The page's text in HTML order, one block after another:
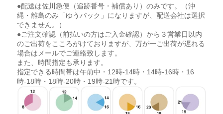
●配送は佐川急便（追跡番号・補償あり）のみです。（沖
縄・離島のみ「ゆうパック」になりますが、配送会社は選択
できません。）
●ご注文確認（前払いの方はご入金確認）から３営業日以内
のご出荷をこころがけておりますが、万が一ご出荷が遅れる
場合はメールでご連絡致します。
また、時間指定も承ります。
指定できる時間帯は午前中・12時-14時・14時-16時・16
時-18時・18時-20時・19時-21時です。